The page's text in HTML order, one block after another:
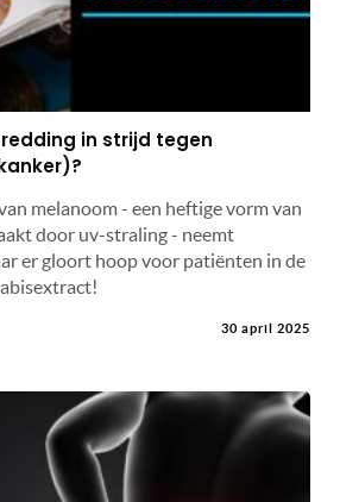
in strijd tegen
melanoom - een heftige vorm van
door uv-straling - neemt
er gloort hoop voor patiënten in de
30 april 2025